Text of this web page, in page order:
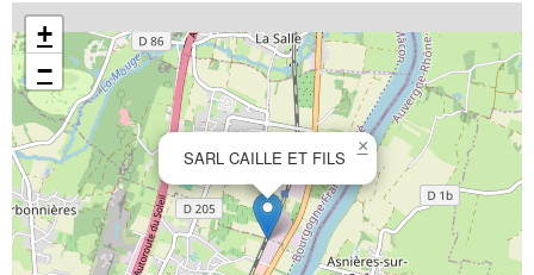
SARL CAILLE ET FILS
×
+
−